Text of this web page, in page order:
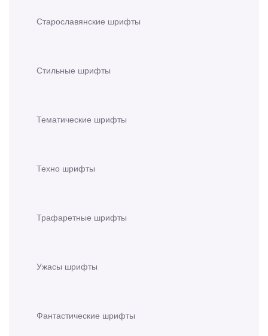
Старославянские шрифты
Стильные шрифты
Тематические шрифты
Техно шрифты
Трафаретные шрифты
Ужасы шрифты
Фантастические шрифты